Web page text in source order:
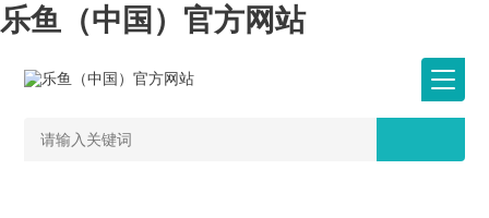
乐鱼（中国）官方网站